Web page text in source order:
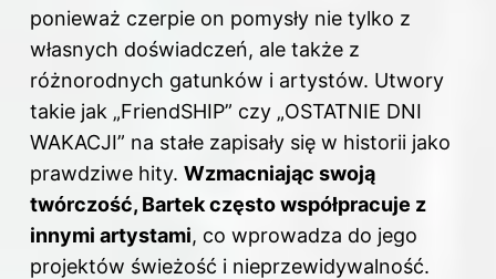
ponieważ czerpie on pomysły nie tylko z
własnych doświadczeń, ale także z
różnorodnych gatunków i artystów. Utwory
takie jak „FriendSHIP” czy „OSTATNIE DNI
WAKACJI” na stałe zapisały się w historii jako
prawdziwe hity. Wzmacniając swoją
twórczość, Bartek często współpracuje z
innymi artystami, co wprowadza do jego
projektów świeżość i nieprzewidywalność.